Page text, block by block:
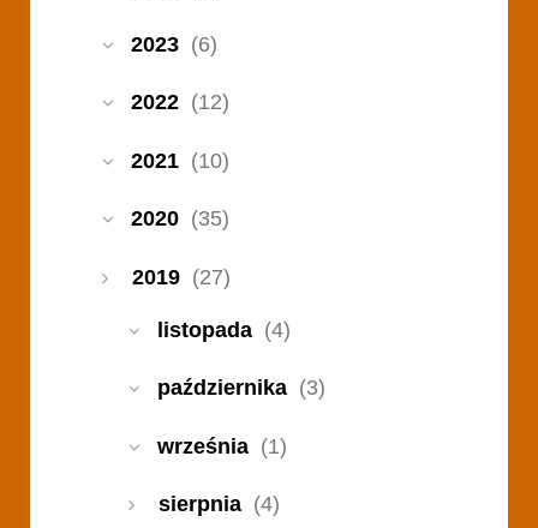
2023 (6)
2022 (12)
2021 (10)
2020 (35)
2019 (27)
listopada (4)
października (3)
września (1)
sierpnia (4)